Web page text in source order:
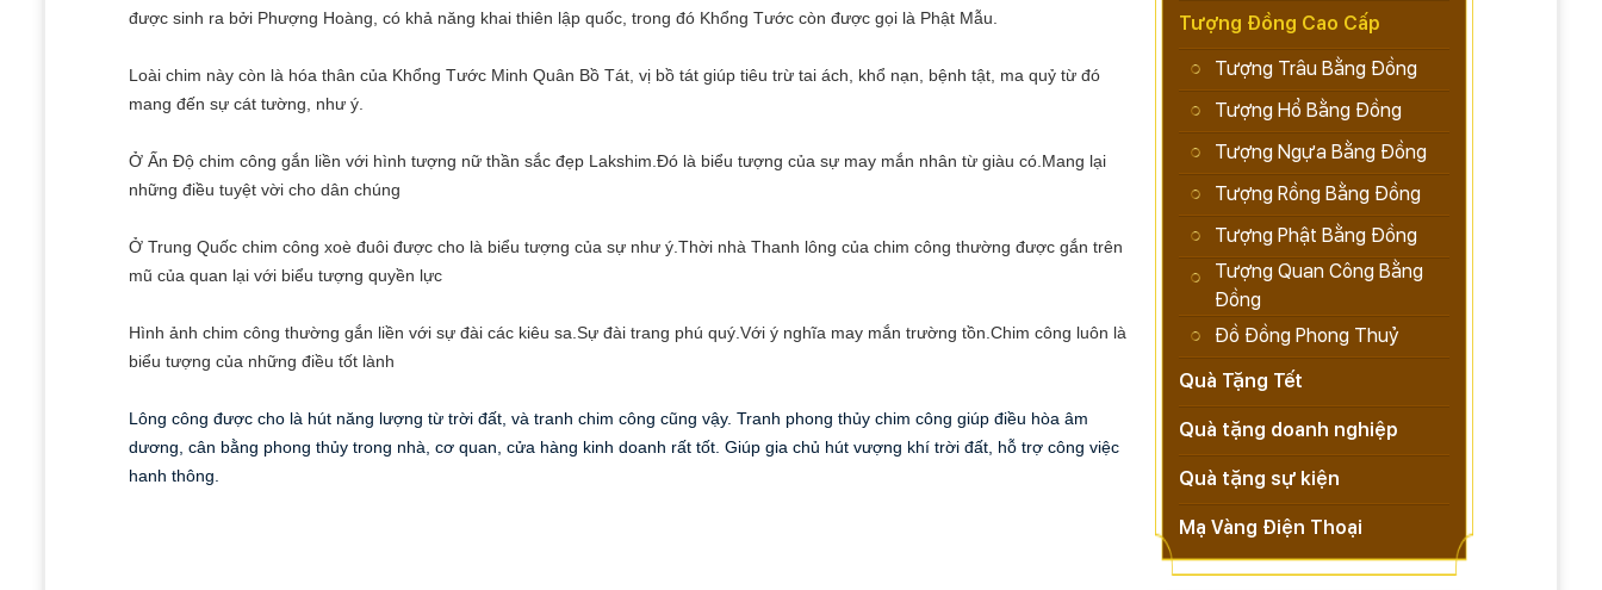
được sinh ra bởi Phượng Hoàng, có khả năng khai thiên lập quốc, trong đó Khổng Tước còn được gọi là Phật Mẫu.
Loài chim này còn là hóa thân của Khổng Tước Minh Quân Bồ Tát, vị bồ tát giúp tiêu trừ tai ách, khổ nạn, bệnh tật, ma quỷ từ đó
mang đến sự cát tường, như ý.
Ở Ấn Độ chim công gắn liền với hình tượng nữ thần sắc đẹp Lakshim.Đó là biểu tượng của sự may mắn nhân từ giàu có.Mang lại
những điều tuyệt vời cho dân chúng
Ở Trung Quốc chim công xoè đuôi được cho là biểu tượng của sự như ý.Thời nhà Thanh lông của chim công thường được gắn trên
mũ của quan lại với biểu tượng quyền lực
Hình ảnh chim công thường gắn liền với sự đài các kiêu sa.Sự đài trang phú quý.Với ý nghĩa may mắn trường tồn.Chim công luôn là
biểu tượng của những điều tốt lành
Lông công được cho là hút năng lượng từ trời đất, và tranh chim công cũng vậy. Tranh phong thủy chim công giúp điều hòa âm
dương, cân bằng phong thủy trong nhà, cơ quan, cửa hàng kinh doanh rất tốt. Giúp gia chủ hút vượng khí trời đất, hỗ trợ công việc
hanh thông.
Tượng Đồng Cao Cấp
Tượng Trâu Bằng Đồng
Tượng Hổ Bằng Đồng
Tượng Ngựa Bằng Đồng
Tượng Rồng Bằng Đồng
Tượng Phật Bằng Đồng
Tượng Quan Công Bằng
Đồng
Đồ Đồng Phong Thuỷ
Quà Tặng Tết
Quà tặng doanh nghiệp
Quà tặng sự kiện
Mạ Vàng Điện Thoại